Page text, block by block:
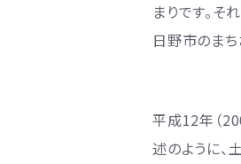
まりです。
日野市のまち
平成12年（
述のように、